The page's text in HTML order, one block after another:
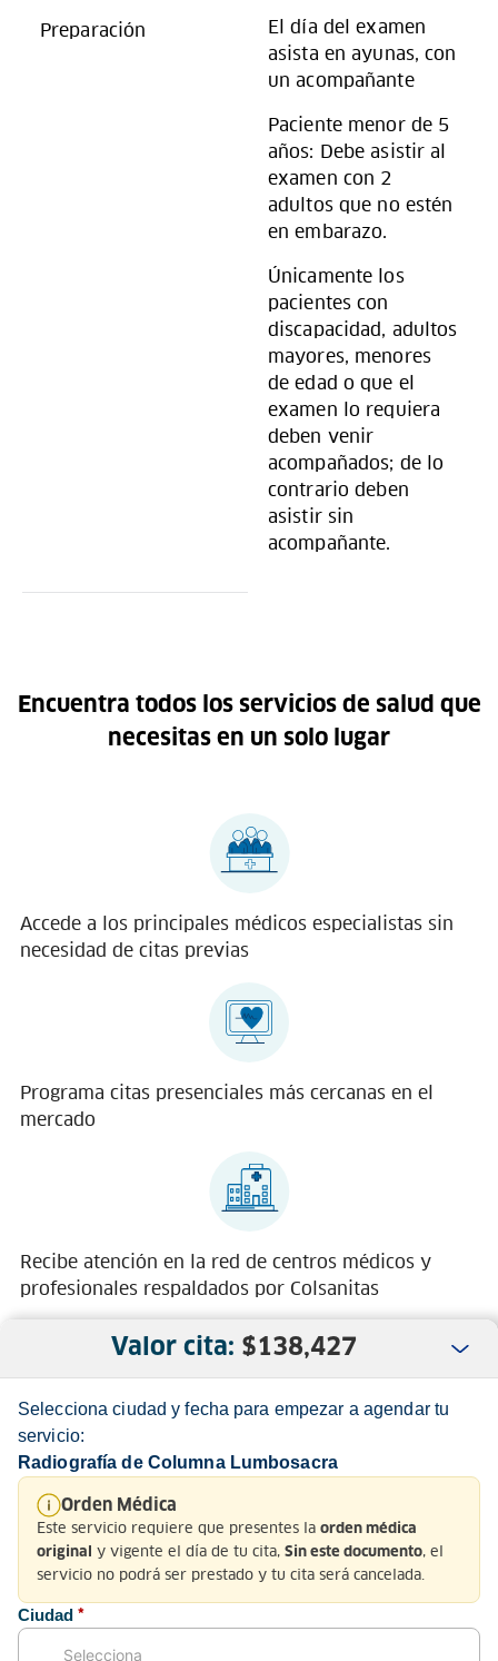
Preparación
El día del examen
asista en ayunas, con
un acompañante
Paciente menor de 5
años: Debe asistir al
examen con 2
adultos que no estén
en embarazo.
Únicamente los
pacientes con
discapacidad, adultos
mayores, menores
de edad o que el
examen lo requiera
deben venir
acompañados; de lo
contrario deben
asistir sin
acompañante.
Valor cita: $138,427
Selecciona ciudad y fecha para empezar a agendar tu
servicio:
Radiografía de Columna Lumbosacra
Orden Médica
Este servicio requiere que presentes la orden médica
original
y vigente el día de tu cita, Sin este documento, el
servicio no podrá ser prestado y tu cita será cancelada.
Ciudad *
Encuentra todos los servicios de salud que
necesitas en un solo lugar
Accede a los principales médicos especialistas sin
necesidad de citas previas
Programa citas presenciales más cercanas en el
mercado
Recibe atención en la red de centros médicos y
profesionales respaldados por Colsanitas
Servicio al Cliente
Normatividad